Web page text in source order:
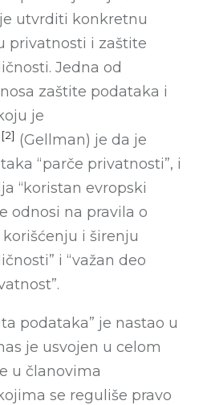
utvrditi konkretnu
privatnosti i zaštite
Jedna od
zaštite podataka i
je
[2] (Gellman) je da je
“parče privatnosti”, i
“koristan evropski
odnosi na pravila o
i širenju
i “važan deo
podataka” je nastao u
je usvojen u celom
u članovima
se reguliše pravo